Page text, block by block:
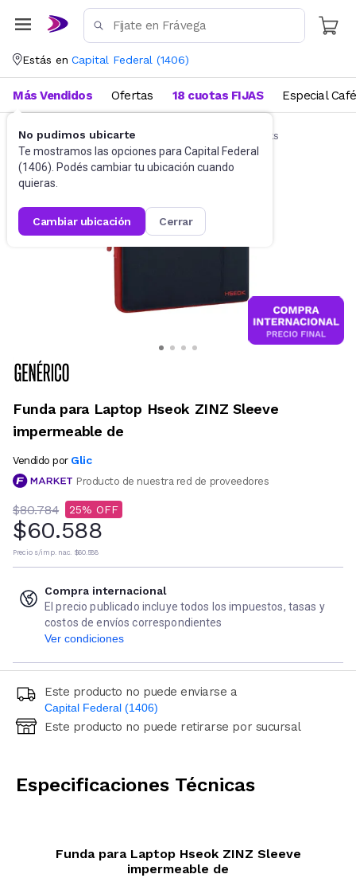
Estás en Capital Federal (1406)
No pudimos ubicarte
Te mostramos las opciones para Capital Federal
(1406). Podés cambiar tu ubicación cuando
quieras.
cambiar ubicación cerrar
Más Vendidos Ofertas 18 cuotas FIJAS Especial Café
Accesorios de Informática Funda Notebooks
Funda para Laptop Hseok ZINZ Sleeve
impermeable de
Vendido por Glic
Producto de nuestra red de proveedores
$80.784 25
$60.588
Precio s/imp. nac. $60.588
Compra internacional
El precio publicado incluye todos los impuestos, tasas y
costos de envíos correspondientes
Ver condiciones
Este producto no puede enviarse a
Capital Federal (1406)
Ingresá código postal (sólo números)
Este producto no puede retirarse por sucursal
Especificaciones Técnicas
Funda para Laptop Hseok ZINZ Sleeve
impermeable de